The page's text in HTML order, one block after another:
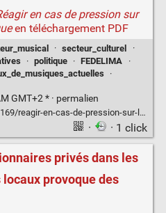
en cas de pression sur
en téléchargement PDF
· secteur_culturel
·
· politique · FEDELIMA
·
·
GMT+2 * · permalien
de-pression-sur-la-programmation-artistique
· · 1 click
privés dans les
provoque des